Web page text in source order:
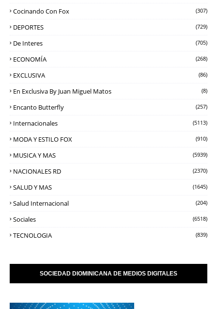
Cocinando Con Fox (307)
DEPORTES (729)
De Interes (705)
ECONOMÍA (268)
EXCLUSIVA (86)
En Exclusiva By Juan Miguel Matos (8)
Encanto Butterfly (257)
Internacionales (5113)
MODA Y ESTILO FOX (910)
MUSICA Y MAS (5939)
NACIONALES RD (2370)
SALUD Y MAS (1645)
Salud Internacional (204)
Sociales (6518)
TECNOLOGIA (839)
SOCIEDAD DIOMINICANA DE MEDIOS DIGITALES